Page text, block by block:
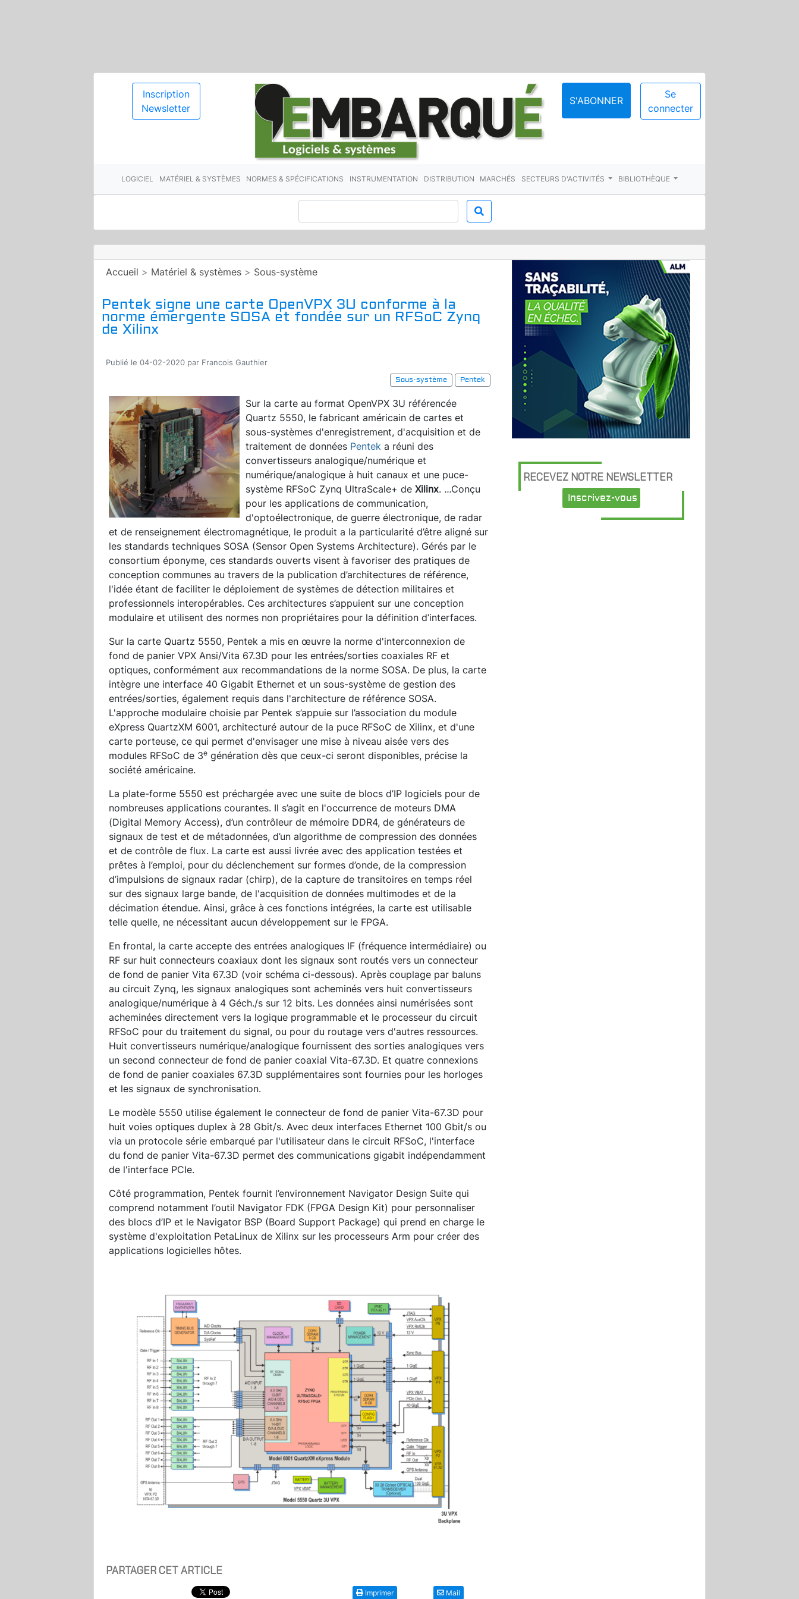
Inscription
Newsletter
S'ABONNER
Se
connecter
LOGICIEL MATÉRIEL & SYSTÈMES NORMES & SPÉCIFICATIONS INSTRUMENTATION DISTRIBUTION MARCHÉS SECTEURS D'ACTIVITÉS BIBLIOTHÈQUE
Accueil > Matériel & systèmes > Sous-système
Pentek signe une carte OpenVPX 3U conforme à la
norme émergente SOSA et fondée sur un RFSoC Zynq
de Xilinx
Publié le 04-02-2020 par Francois Gauthier
Sous-système
Pentek
Sur la carte au format OpenVPX 3U référencée
Quartz 5550, le fabricant américain de cartes et
sous-systèmes d'enregistrement, d'acquisition et de
traitement de données Pentek a réuni des
convertisseurs analogique/numérique et
numérique/analogique à huit canaux et une puce-
système RFSoC Zynq UltraScale+ de Xilinx. ...Conçu
pour les applications de communication,
d'optoélectronique, de guerre électronique, de radar
et de renseignement électromagnétique, le produit a la particularité d’être aligné sur
les standards techniques SOSA (Sensor Open Systems Architecture). Gérés par le
consortium éponyme, ces standards ouverts visent à favoriser des pratiques de
conception communes au travers de la publication d’architectures de référence,
l'idée étant de faciliter le déploiement de systèmes de détection militaires et
professionnels interopérables. Ces architectures s’appuient sur une conception
modulaire et utilisent des normes non propriétaires pour la définition d’interfaces.
Sur la carte Quartz 5550, Pentek a mis en œuvre la norme d'interconnexion de
fond de panier VPX Ansi/Vita 67.3D pour les entrées/sorties coaxiales RF et
optiques, conformément aux recommandations de la norme SOSA. De plus, la carte
intègre une interface 40 Gigabit Ethernet et un sous-système de gestion des
entrées/sorties, également requis dans l'architecture de référence SOSA.
L'approche modulaire choisie par Pentek s’appuie sur l’association du module
eXpress QuartzXM 6001, architecturé autour de la puce RFSoC de Xilinx, et d'une
carte porteuse, ce qui permet d'envisager une mise à niveau aisée vers des
modules RFSoC de 3e génération dès que ceux-ci seront disponibles, précise la
société américaine.
La plate-forme 5550 est préchargée avec une suite de blocs d’IP logiciels pour de
nombreuses applications courantes. Il s’agit en l'occurrence de moteurs DMA
(Digital Memory Access), d’un contrôleur de mémoire DDR4, de générateurs de
signaux de test et de métadonnées, d’un algorithme de compression des données
et de contrôle de flux. La carte est aussi livrée avec des application testées et
prêtes à l’emploi, pour du déclenchement sur formes d’onde, de la compression
d’impulsions de signaux radar (chirp), de la capture de transitoires en temps réel
sur des signaux large bande, de l'acquisition de données multimodes et de la
décimation étendue. Ainsi, grâce à ces fonctions intégrées, la carte est utilisable
telle quelle, ne nécessitant aucun développement sur le FPGA.
En frontal, la carte accepte des entrées analogiques IF (fréquence intermédiaire) ou
RF sur huit connecteurs coaxiaux dont les signaux sont routés vers un connecteur
de fond de panier Vita 67.3D (voir schéma ci-dessous). Après couplage par baluns
au circuit Zynq, les signaux analogiques sont acheminés vers huit convertisseurs
analogique/numérique à 4 Géch./s sur 12 bits. Les données ainsi numérisées sont
acheminées directement vers la logique programmable et le processeur du circuit
RFSoC pour du traitement du signal, ou pour du routage vers d'autres ressources.
Huit convertisseurs numérique/analogique fournissent des sorties analogiques vers
un second connecteur de fond de panier coaxial Vita-67.3D. Et quatre connexions
de fond de panier coaxiales 67.3D supplémentaires sont fournies pour les horloges
et les signaux de synchronisation.
Le modèle 5550 utilise également le connecteur de fond de panier Vita-67.3D pour
huit voies optiques duplex à 28 Gbit/s. Avec deux interfaces Ethernet 100 Gbit/s ou
via un protocole série embarqué par l'utilisateur dans le circuit RFSoC, l'interface
du fond de panier Vita-67.3D permet des communications gigabit indépendamment
de l'interface PCIe.
Côté programmation, Pentek fournit l’environnement Navigator Design Suite qui
comprend notamment l’outil Navigator FDK (FPGA Design Kit) pour personnaliser
des blocs d’IP et le Navigator BSP (Board Support Package) qui prend en charge le
système d'exploitation PetaLinux de Xilinx sur les processeurs Arm pour créer des
applications logicielles hôtes.
PARTAGER CET ARTICLE
Imprimer Mail
RECEVEZ NOTRE NEWSLETTER
Inscrivez-vous